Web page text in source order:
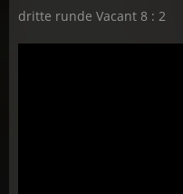
dritte runde Vacant 8 : 2